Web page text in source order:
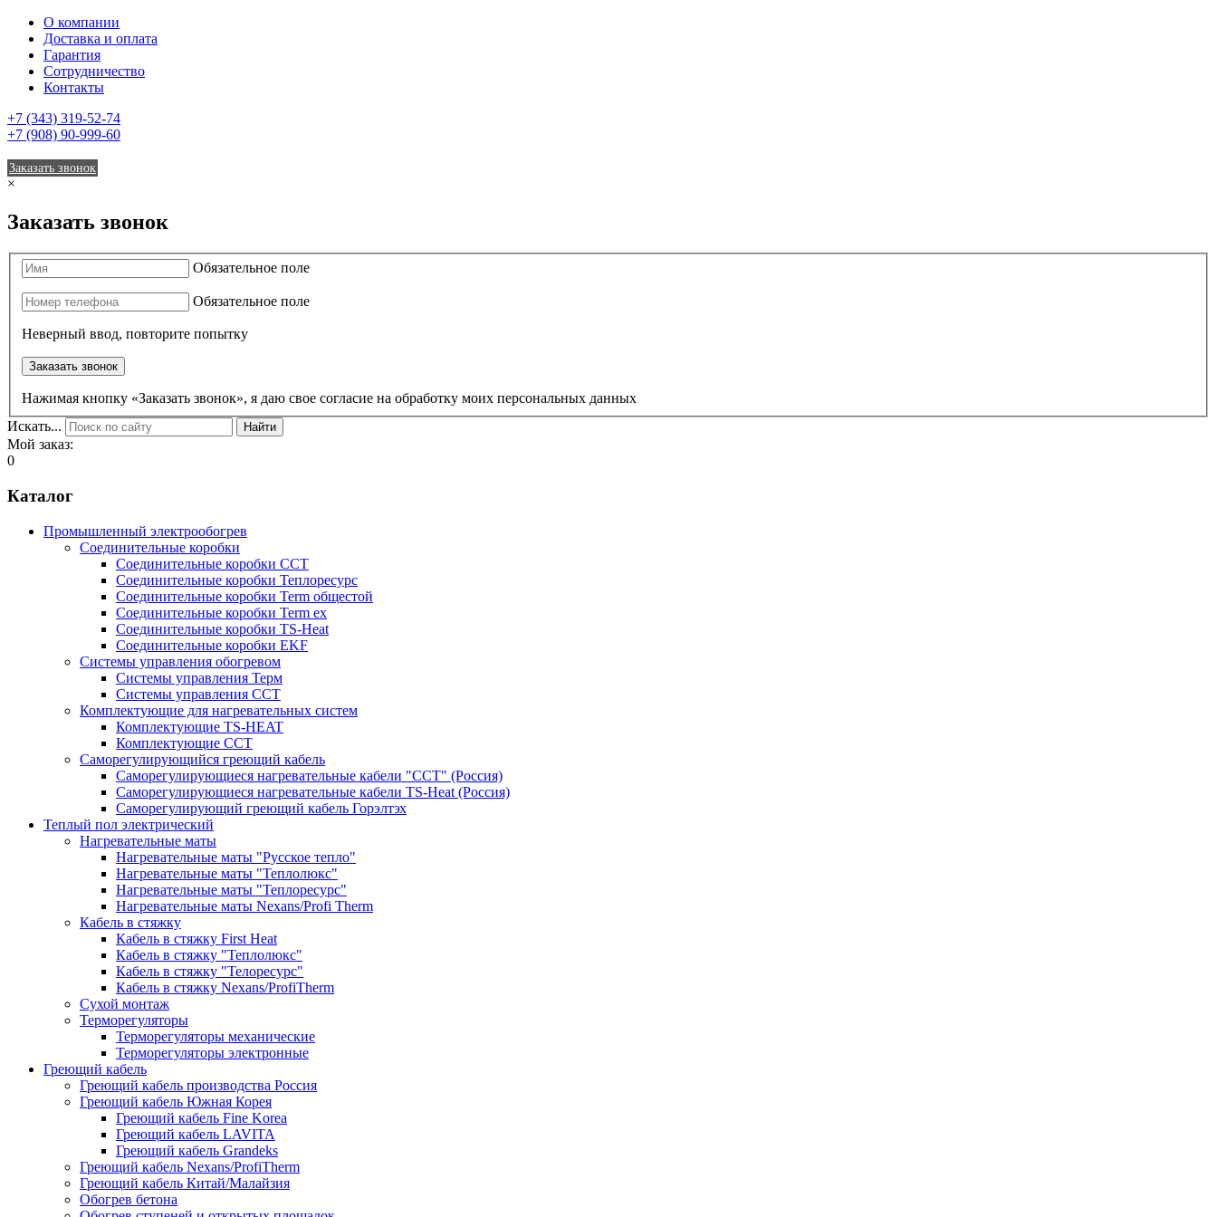
О компании
Доставка и оплата
Гарантия
Сотрудничество
Контакты
+7 (343) 319-52-74
+7 (908) 90-999-60
Заказать звонок
×
Заказать звонок
Обязательное поле
Обязательное поле
Неверный ввод, повторите попытку
Заказать звонок
Нажимая кнопку «Заказать звонок», я даю свое согласие на обработку моих персональных данных
Искать...
Найти
Мой заказ:
0
Каталог
Промышленный электрообогрев
Соединительные коробки
Соединительные коробки ССТ
Соединительные коробки Теплоресурс
Соединительные коробки Term общестой
Соединительные коробки Term ex
Соединительные коробки TS-Heat
Соединительные коробки EKF
Системы управления обогревом
Системы управления Терм
Системы управления ССТ
Комплектующие для нагревательных систем
Комплектующие TS-HEAT
Комплектующие ССТ
Саморегулирующийся греющий кабель
Саморегулирующиеся нагревательные кабели "ССТ" (Россия)
Саморегулирующиеся нагревательные кабели TS-Heat (Россия)
Саморегулирующий греющий кабель Горэлтэх
Теплый пол электрический
Нагревательные маты
Нагревательные маты "Русское тепло"
Нагревательные маты "Теплолюкс"
Нагревательные маты "Теплоресурс"
Нагревательные маты Nexans/Profi Therm
Кабель в стяжку
Кабель в стяжку First Heat
Кабель в стяжку "Теплолюкс"
Кабель в стяжку "Телоресурс"
Кабель в стяжку Nexans/ProfiTherm
Сухой монтаж
Терморегуляторы
Терморегуляторы механические
Терморегуляторы электронные
Греющий кабель
Греющий кабель производства Россия
Греющий кабель Южная Корея
Греющий кабель Fine Korea
Греющий кабель LAVITA
Греющий кабель Grandeks
Греющий кабель Nexans/ProfiTherm
Греющий кабель Китай/Малайзия
Обогрев бетона